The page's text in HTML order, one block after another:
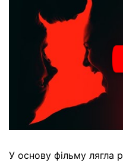
У основу фільму лягла